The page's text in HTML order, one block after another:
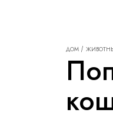
ДОМ